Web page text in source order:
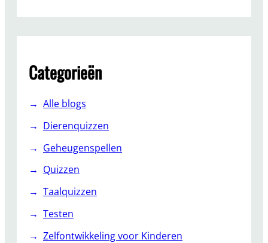
Categorieën
Alle blogs
Dierenquizzen
Geheugenspellen
Quizzen
Taalquizzen
Testen
Zelfontwikkeling voor Kinderen